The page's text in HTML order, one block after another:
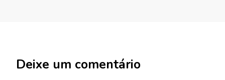
Deixe um comentário